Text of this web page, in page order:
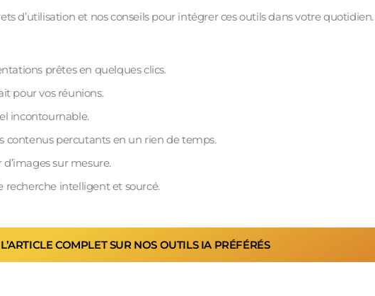
d’utilisation et nos conseils pour intégrer ces outils dans votre quotidien.
prêtes en quelques clics.
pour vos réunions.
incontournable.
contenus percutants en un rien de temps.
sur mesure.
recherche intelligent et sourcé.
COMPLET SUR NOS OUTILS IA PRÉFÉRÉS